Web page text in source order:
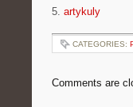
5. artykuly
CATEGORIES:
Comments are